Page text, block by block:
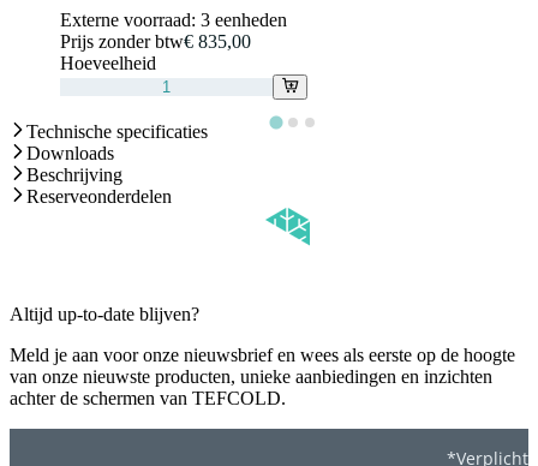
Externe voorraad: 3 eenheden
Prijs zonder btw€ 835,00
Hoeveelheid
Technische specificaties
Downloads
Beschrijving
Reserveonderdelen
Altijd up-to-date blijven?
Meld je aan voor onze nieuwsbrief en wees als eerste op de hoogte
van onze nieuwste producten, unieke aanbiedingen en inzichten
achter de schermen van TEFCOLD.
*Verplicht